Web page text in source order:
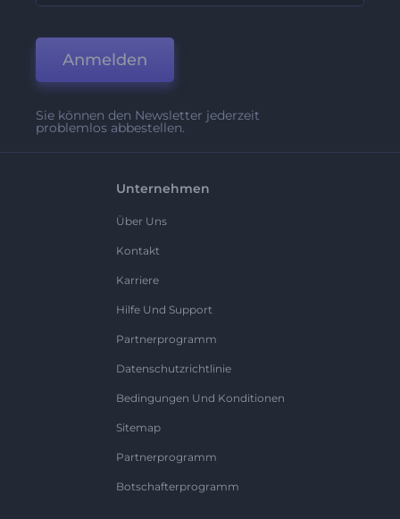
Anmelden
Sie können den Newsletter jederzeit
problemlos abbestellen.
Unternehmen
Über Uns
Kontakt
Karriere
Hilfe Und Support
Partnerprogramm
Datenschutzrichtlinie
Bedingungen Und Konditionen
Sitemap
Partnerprogramm
Botschafterprogramm